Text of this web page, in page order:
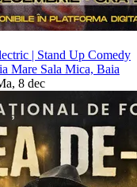
| Stand Up Comedy
Mare Sala Mica, Baia
8 dec